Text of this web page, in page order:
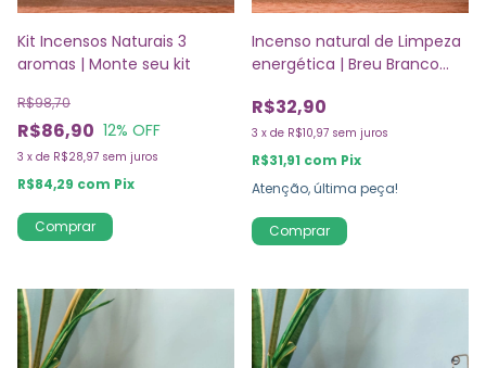
Kit Incensos Naturais 3
aromas | Monte seu kit
R$86,90
R$98,70
12% OFF
3 x de R$28,97 sem juros
R$84,29 com Pix
Comprar
Incenso natural de Limpeza
energética | Breu Branco
R$32,90
3 x de R$10,97 sem juros
R$31,91 com Pix
Atenção, última peça!